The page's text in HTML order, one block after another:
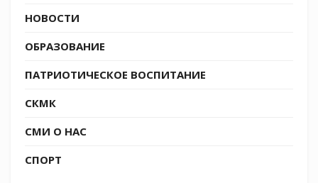
НОВОСТИ
ОБРАЗОВАНИЕ
ПАТРИОТИЧЕСКОЕ ВОСПИТАНИЕ
СКМК
СМИ О НАС
СПОРТ